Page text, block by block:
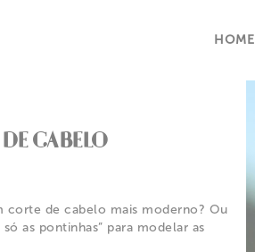
HOME
CABELO
corte de cabelo mais moderno? Ou
só as pontinhas” para modelar as